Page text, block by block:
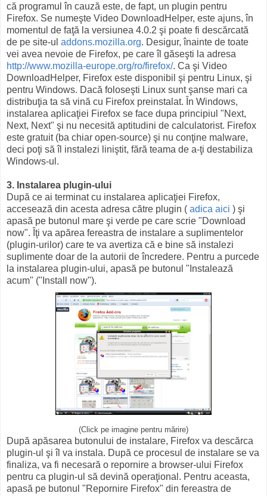
că programul în cauză este, de fapt, un plugin pentru
Firefox. Se numeşte Video DownloadHelper, este ajuns, în
momentul de faţă la versiunea 4.0.2 şi poate fi descărcată
de pe site-ul addons.mozilla.org. Desigur, înainte de toate
vei avea nevoie de Firefox, pe care îl găseşti la adresa
http://www.mozilla-europe.org/ro/firefox/. Ca şi Video
DownloadHelper, Firefox este disponibil şi pentru Linux, şi
pentru Windows. Dacă foloseşti Linux sunt şanse mari ca
distribuţia ta să vină cu Firefox preinstalat. În Windows,
instalarea aplicaţiei Firefox se face dupa principiul "Next,
Next, Next" şi nu necesită aptitudini de calculatorist. Firefox
este gratuit (ba chiar open-source) şi nu conţine malware,
deci poţi să îl instalezi liniştit, fără teama de a-ţi destabiliza
Windows-ul.
3. Instalarea plugin-ului
După ce ai terminat cu instalarea aplicaţiei Firefox,
accesează din acesta adresa către plugin ( adica aici ) şi
apasă pe butonul mare şi verde pe care scrie "Download
now". Îţi va apărea fereastra de instalare a suplimentelor
(plugin-urilor) care te va avertiza că e bine să instalezi
suplimente doar de la autorii de încredere. Pentru a purcede
la instalarea plugin-ului, apasă pe butonul "Instalează
acum" ("Install now").
(Click pe imagine pentru mărire)
După apăsarea butonului de instalare, Firefox va descărca
plugin-ul şi îl va instala. După ce procesul de instalare se va
finaliza, va fi necesară o repornire a browser-ului Firefox
pentru ca plugin-ul să devină operaţional. Pentru aceasta,
apasă pe butonul "Repornire Firefox" din fereastra de